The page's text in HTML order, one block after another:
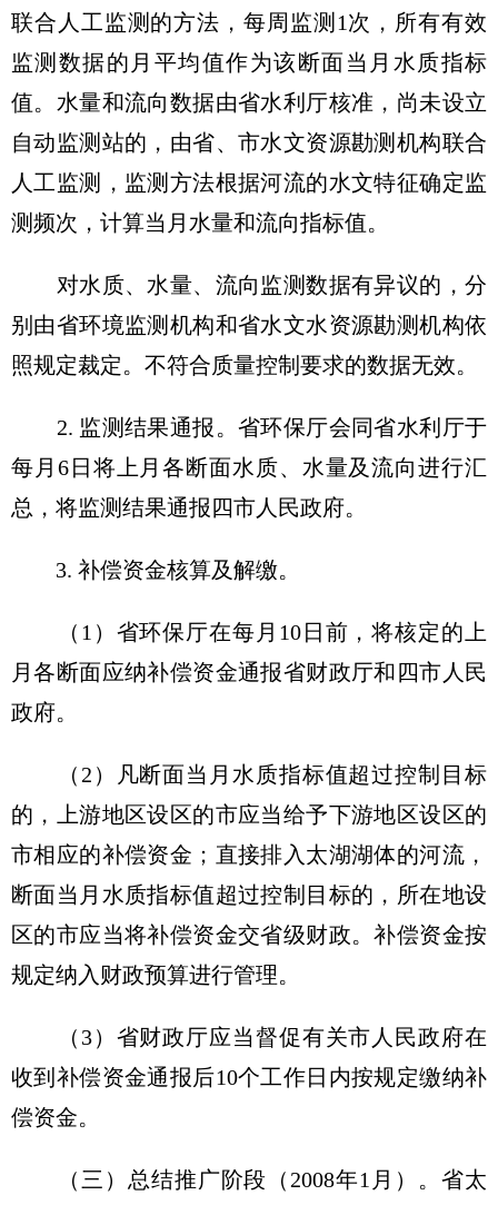
联合人工监测的方法，每周监测1次，所有有效
监测数据的月平均值作为该断面当月水质指标
值。水量和流向数据由省水利厅核准，尚未设立
自动监测站的，由省、市水文资源勘测机构联合
人工监测，监测方法根据河流的水文特征确定监
测频次，计算当月水量和流向指标值。
对水质、水量、流向监测数据有异议的，分
别由省环境监测机构和省水文水资源勘测机构依
照规定裁定。不符合质量控制要求的数据无效。
2. 监测结果通报。省环保厅会同省水利厅于
每月6日将上月各断面水质、水量及流向进行汇
总，将监测结果通报四市人民政府。
3. 补偿资金核算及解缴。
（1）省环保厅在每月10日前，将核定的上
月各断面应纳补偿资金通报省财政厅和四市人民
政府。
（2）凡断面当月水质指标值超过控制目标
的，上游地区设区的市应当给予下游地区设区的
市相应的补偿资金；直接排入太湖湖体的河流，
断面当月水质指标值超过控制目标的，所在地设
区的市应当将补偿资金交省级财政。补偿资金按
规定纳入财政预算进行管理。
（3）省财政厅应当督促有关市人民政府在
收到补偿资金通报后10个工作日内按规定缴纳补
偿资金。
（三）总结推广阶段（2008年1月）。省太